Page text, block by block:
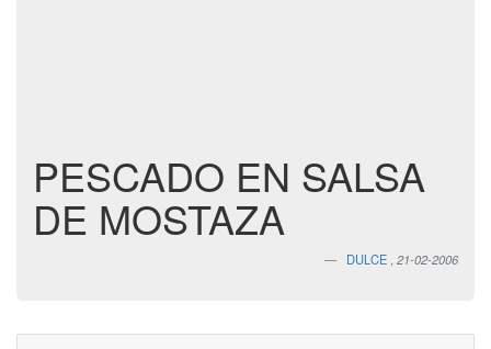
PESCADO EN SALSA
DE MOSTAZA
DULCE 21-02-2006